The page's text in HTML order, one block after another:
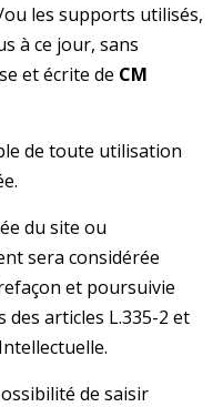
les supports utilisés,
à ce jour, sans
et écrite de CM
de toute utilisation
du site ou
sera considérée
et poursuivie
articles L.335-2 et
de saisir